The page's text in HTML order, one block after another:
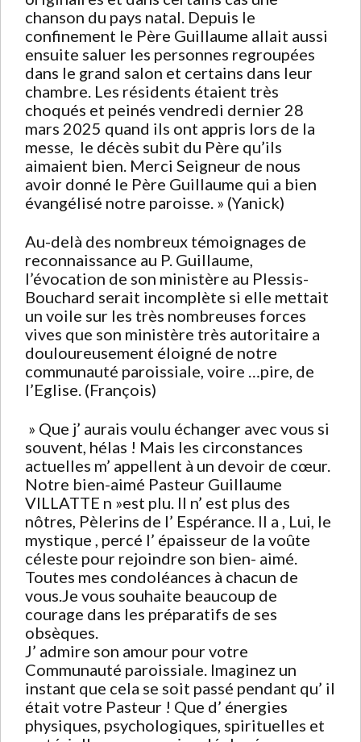
chanson du pays natal. Depuis le
confinement le Père Guillaume allait aussi
ensuite saluer les personnes regroupées
dans le grand salon et certains dans leur
chambre. Les résidents étaient très
choqués et peinés vendredi dernier 28
mars 2025 quand ils ont appris lors de la
messe, le décès subit du Père qu’ils
aimaient bien. Merci Seigneur de nous
avoir donné le Père Guillaume qui a bien
évangélisé notre paroisse. » (Yanick)
Au-delà des nombreux témoignages de
reconnaissance au P. Guillaume,
l’évocation de son ministère au Plessis-
Bouchard serait incomplète si elle mettait
un voile sur les très nombreuses forces
vives que son ministère très autoritaire a
douloureusement éloigné de notre
communauté paroissiale, voire …pire, de
l’Eglise. (François)
» Que j’ aurais voulu échanger avec vous si
souvent, hélas ! Mais les circonstances
actuelles m’ appellent à un devoir de cœur.
Notre bien-aimé Pasteur Guillaume
VILLATTE n »est plu. Il n’ est plus des
nôtres, Pèlerins de l’ Espérance. Il a , Lui, le
mystique , percé l’ épaisseur de la voûte
céleste pour rejoindre son bien- aimé.
Toutes mes condoléances à chacun de
vous.Je vous souhaite beaucoup de
courage dans les préparatifs de ses
obsèques.
J’ admire son amour pour votre
Communauté paroissiale. Imaginez un
instant que cela se soit passé pendant qu’ il
était votre Pasteur ! Que d’ énergies
physiques, psychologiques, spirituelles et